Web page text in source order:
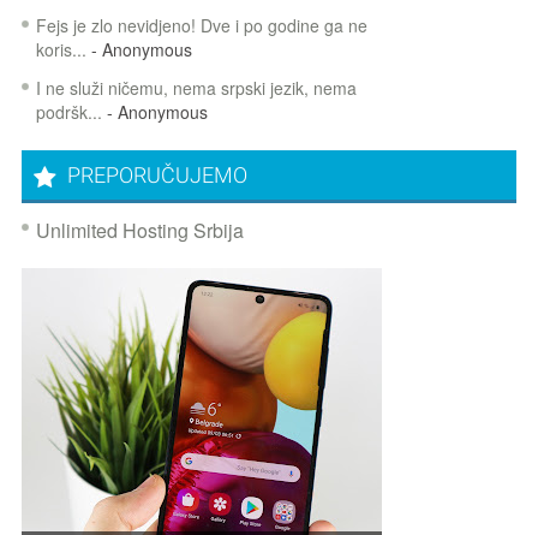
Fejs je zlo nevidjeno! Dve i po godine ga ne
koris... - Anonymous
I ne služi ničemu, nema srpski jezik, nema
podršk... - Anonymous
PREPORUČUJEMO
Unlimited Hosting Srbija